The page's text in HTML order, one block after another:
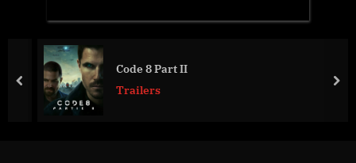
Code 8 Part II
Trailers
prev